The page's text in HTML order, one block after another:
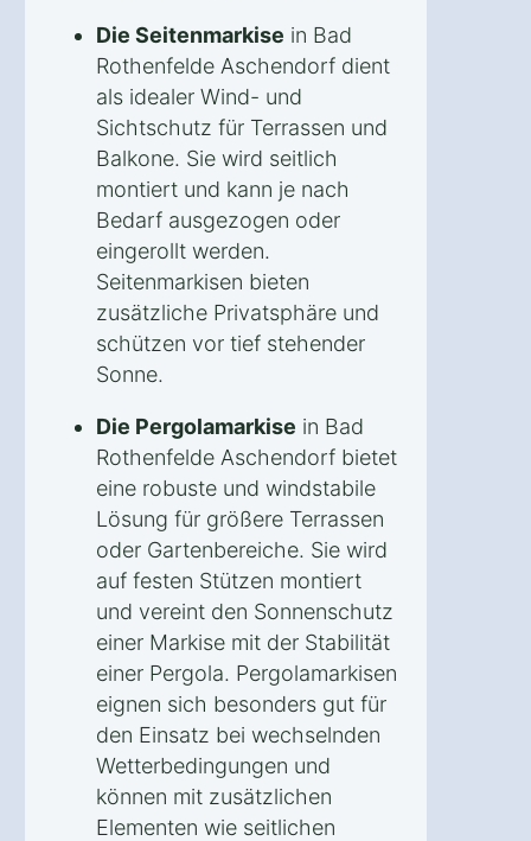
Die Seitenmarkise in Bad
Rothenfelde Aschendorf dient
als idealer Wind- und
Sichtschutz für Terrassen und
Balkone. Sie wird seitlich
montiert und kann je nach
Bedarf ausgezogen oder
eingerollt werden.
Seitenmarkisen bieten
zusätzliche Privatsphäre und
schützen vor tief stehender
Sonne.
Die Pergolamarkise in Bad
Rothenfelde Aschendorf bietet
eine robuste und windstabile
Lösung für größere Terrassen
oder Gartenbereiche. Sie wird
auf festen Stützen montiert
und vereint den Sonnenschutz
einer Markise mit der Stabilität
einer Pergola. Pergolamarkisen
eignen sich besonders gut für
den Einsatz bei wechselnden
Wetterbedingungen und
können mit zusätzlichen
Elementen wie seitlichen